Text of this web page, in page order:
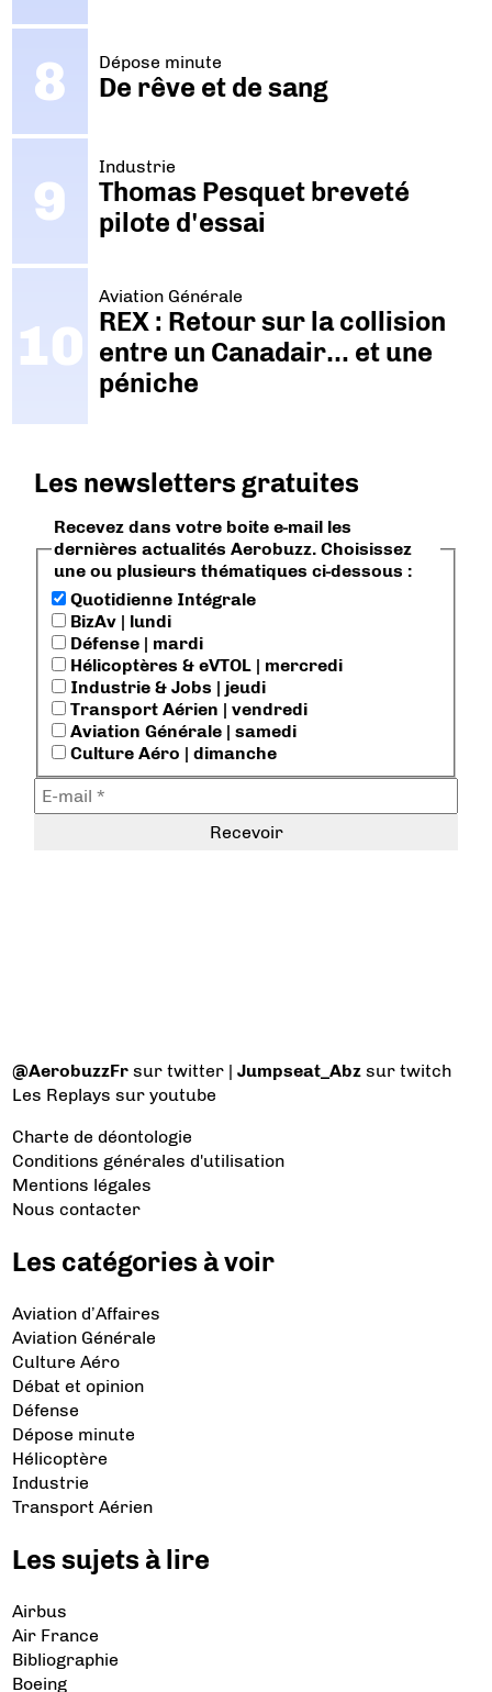
Dépose minute
De rêve et de sang
Industrie
Thomas Pesquet breveté
pilote d'essai
Aviation Générale
REX : Retour sur la collision
entre un Canadair… et une
péniche
Les newsletters gratuites
Recevez dans votre boite e-mail les
dernières actualités Aerobuzz. Choisissez
une ou plusieurs thématiques ci-dessous :
Quotidienne Intégrale
BizAv | lundi
Défense | mardi
Hélicoptères & eVTOL | mercredi
Industrie & Jobs | jeudi
Transport Aérien | vendredi
Aviation Générale | samedi
Culture Aéro | dimanche
@AerobuzzFr sur twitter |Jumpseat_Abz sur twitch
Les Replays sur youtube
Charte de déontologie
Conditions générales d'utilisation
Mentions légales
Nous contacter
Les catégories à voir
Aviation d’Affaires
Aviation Générale
Culture Aéro
Débat et opinion
Défense
Dépose minute
Hélicoptère
Industrie
Transport Aérien
Les sujets à lire
Airbus
Air France
Bibliographie
Boeing